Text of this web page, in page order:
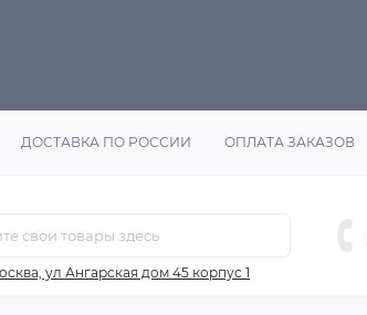
ДОСТАВКА ПО РОССИИ ОПЛАТА ЗАКАЗОВ
ул Ангарская дом 45 корпус 1